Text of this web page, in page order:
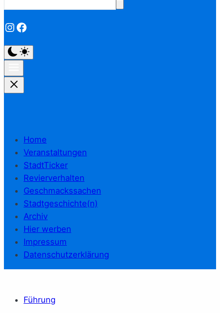
Instagram
Facebook
Home
Veranstaltungen
StadtTicker
Revierverhalten
Geschmackssachen
Stadtgeschichte(n)
Archiv
Hier werben
Impressum
Datenschutzerklärung
Führung